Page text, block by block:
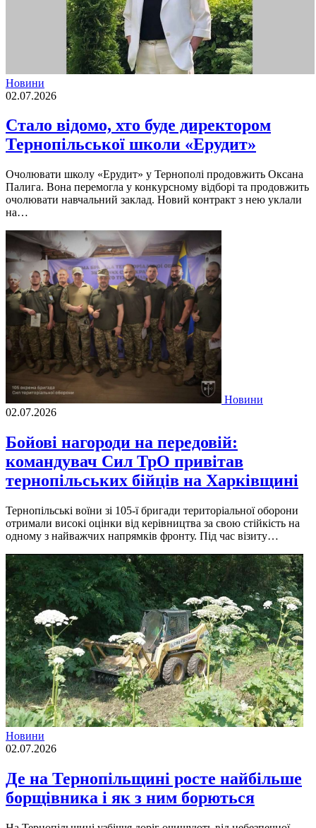
Новини
02.07.2026
Стало відомо, хто буде директором
Тернопільської школи «Ерудит»
Очолювати школу «Ерудит» у Тернополі продовжить Оксана
Палига. Вона перемогла у конкурсному відборі та продовжить
очолювати навчальний заклад. Новий контракт з нею уклали
на…
Новини
02.07.2026
Бойові нагороди на передовій:
командувач Сил ТрО привітав
тернопільських бійців на Харківщині
Тернопільські воїни зі 105-ї бригади територіальної оборони
отримали високі оцінки від керівництва за свою стійкість на
одному з найважчих напрямків фронту. Під час візиту…
Новини
02.07.2026
Де на Тернопільщині росте найбільше
борщівника і як з ним борються